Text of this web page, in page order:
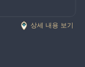
상세 내용 보기